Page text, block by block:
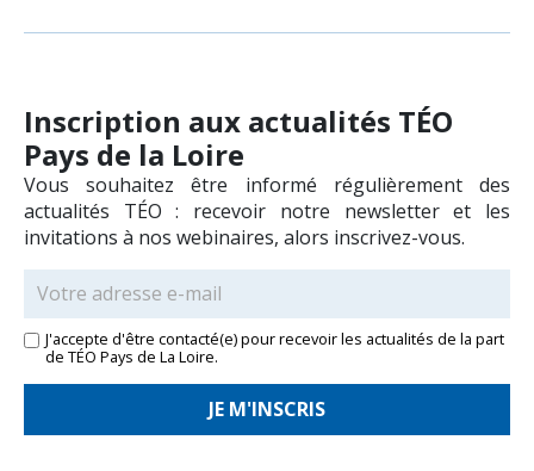
Inscription aux actualités TÉO
Pays de la Loire
Vous souhaitez être informé régulièrement des
actualités TÉO : recevoir notre newsletter et les
invitations à nos webinaires, alors inscrivez-vous.
J'accepte d'être contacté(e) pour recevoir les actualités de la part
de TÉO Pays de La Loire.